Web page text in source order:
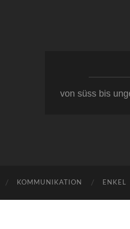
von süss bis
KOMMUNIKATION ENKEL